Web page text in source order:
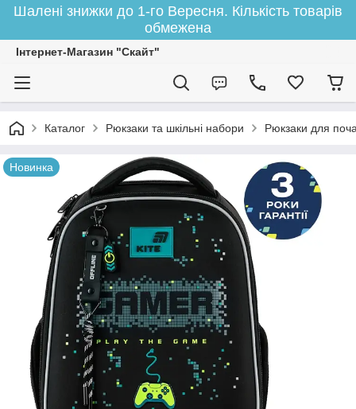
Шалені знижки до 1-го Вересня. Кількість товарів
обмежена
Інтернет-Магазин "Скайт"
Каталог Рюкзаки та шкільні набори Рюкзаки для
Новинка